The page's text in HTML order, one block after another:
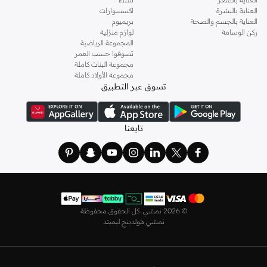
اختاريفساتين
أنيقة بتصاميم عصرية تناسب ذوقك، بقصّات طويلة أو قصيرة،
وباستايلات كاجوال أو رسمية. لدينا خيارات متعددة من علامات رائدة مثل
! اختاري من مجموعتنا قطعًا أنثوية مثل
، أو اقتني العبوات الاقتصادية التي تحتوي على كافة القطع الأساسية.
مريحة، بما في ذلك قمصان النوم والبيجامات من علامات
نعوميوغيرها.
استعدي لأجواء الصيف مع مجموعتنا من ملابس السباحة التي تضم كل ما تحتاجينه،
مستلزمات الشاطئ أو المسبح.
من علامات رائدة مثلتمبرلاندو لاكوست وغانتوجيوردانووغيرها، لتكون دائمًا في أبهى
صورة سواء كنت متوجهاً إلى عملك أو تقضي عطلة نهاية الأسبوع برفقة أصدقائك
ستجد لدينا في مجموعة التيشيرتات والقمصان كل ما تحتاجه مع مجموعة متنوعة من
العناية بالبشرة
العناية بالجسم والصحة
ركن الوسامة
اكسسوارات
بريميوم
لوازم منزلية
المجموعة الرياضية
تسوقوا حسب العمر
مجموعة البنات كاملة
مجموعة الأولاد كاملة
تسوق عبر التطبيق
تابعنا
© 2026 نمشي. كل الحقوق محفوظة
نمشي هولدينج ليميتد